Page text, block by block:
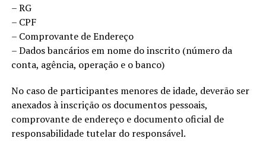
– RG
– CPF
– Comprovante de Endereço
– Dados bancários em nome do inscrito (número da
conta, agência, operação e o banco)
No caso de participantes menores de idade, deverão ser
anexados à inscrição os documentos pessoais,
comprovante de endereço e documento oficial de
responsabilidade tutelar do responsável.